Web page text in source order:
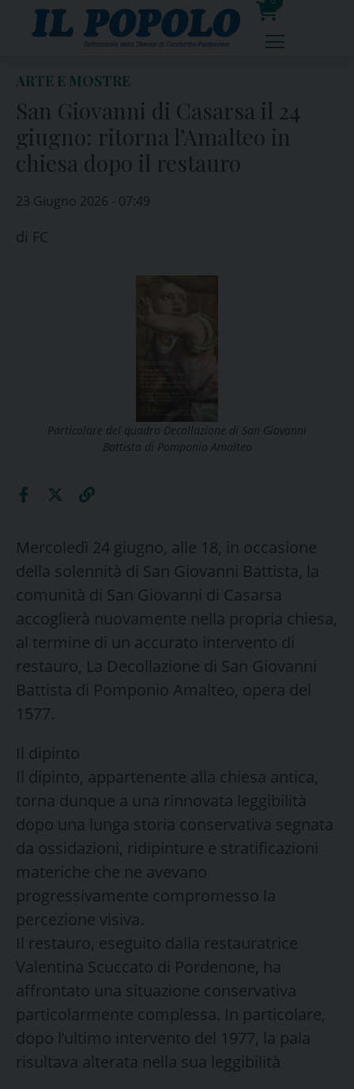
0
prodotti
ARTE E MOSTRE
San Giovanni di Casarsa il 24
giugno: ritorna l’Amalteo in
chiesa dopo il restauro
23 Giugno 2026 - 07:49
di FC
Particolare del quadro Decollazione di San Giovanni
Battista di Pomponio Amalteo
Mercoledì 24 giugno, alle 18, in occasione
della solennità di San Giovanni Battista, la
comunità di San Giovanni di Casarsa
accoglierà nuovamente nella propria chiesa,
al termine di un accurato intervento di
restauro, La Decollazione di San Giovanni
Battista di Pomponio Amalteo, opera del
1577.
Il dipinto
Il dipinto, appartenente alla chiesa antica,
torna dunque a una rinnovata leggibilità
dopo una lunga storia conservativa segnata
da ossidazioni, ridipinture e stratificazioni
materiche che ne avevano
progressivamente compromesso la
percezione visiva.
Il restauro, eseguito dalla restauratrice
Valentina Scuccato di Pordenone, ha
affrontato una situazione conservativa
particolarmente complessa. In particolare,
dopo l’ultimo intervento del 1977, la pala
risultava alterata nella sua leggibilità